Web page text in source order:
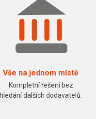
Vše na jednom místě
Kompletní řešení bez
hledání dalších dodavatelů.